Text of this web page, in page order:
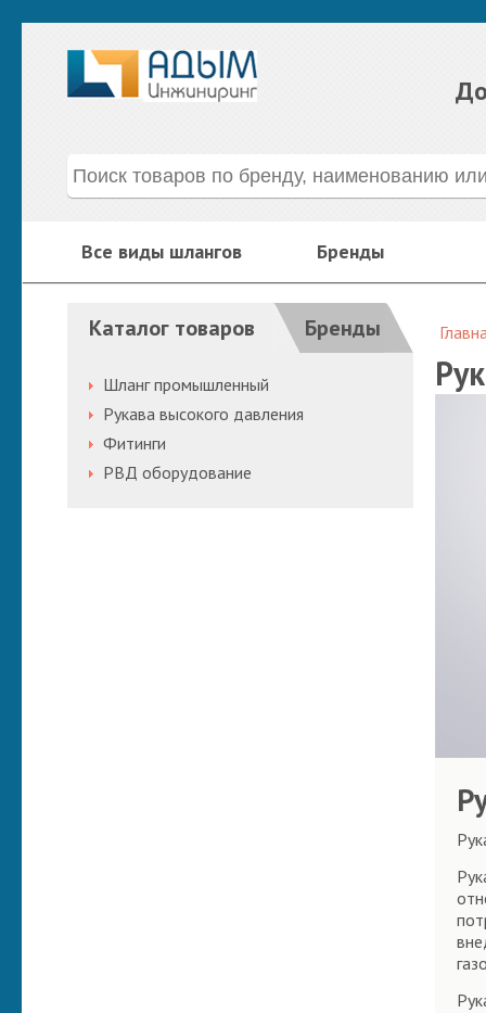
Все виды шлангов Бренды
Каталог товаров Бренды
Шланг промышленный
Рукава высокого давления
Фитинги
РВД оборудование